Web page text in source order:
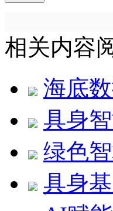
相关内容
海底
具身
绿色
具身